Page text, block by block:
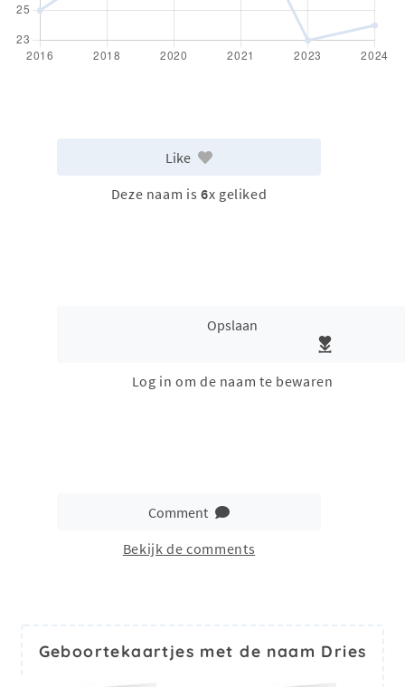
Like
Deze naam is 6x geliked
Opslaan
Log in om de naam te bewaren
Comment
Bekijk de comments
Geboortekaartjes met de naam Dries